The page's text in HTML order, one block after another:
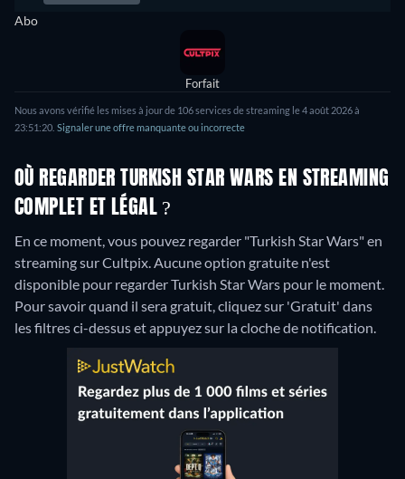
Abo
Forfait
Nous avons vérifié les mises à jour de 106 services de streaming le 4 août 2026 à
23:51:20. Signaler une offre manquante ou incorrecte
OÙ REGARDER TURKISH STAR WARS EN STREAMING
COMPLET ET LÉGAL ?
En ce moment, vous pouvez regarder "Turkish Star Wars" en
streaming sur Cultpix.Aucune option gratuite n'est
disponible pour regarder Turkish Star Wars pour le moment.
Pour savoir quand il sera gratuit, cliquez sur 'Gratuit' dans
les filtres ci-dessus et appuyez sur la cloche de notification.